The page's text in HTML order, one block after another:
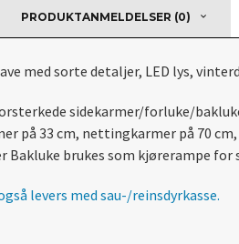
PRODUKTANMELDELSER (0)
med sorte detaljer, LED lys,
sidekarmer/forluke/
på 33 cm, nettingkarmer på 70
Bakluke brukes som kjørerampe for
levers med sau-/reinsdyrkasse.